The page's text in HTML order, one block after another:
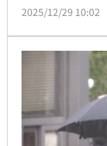
產，也未盡母職
往，讓他成長過
院訴請免除對媽
盡照顧之責，訴
2025/12/29 10:02